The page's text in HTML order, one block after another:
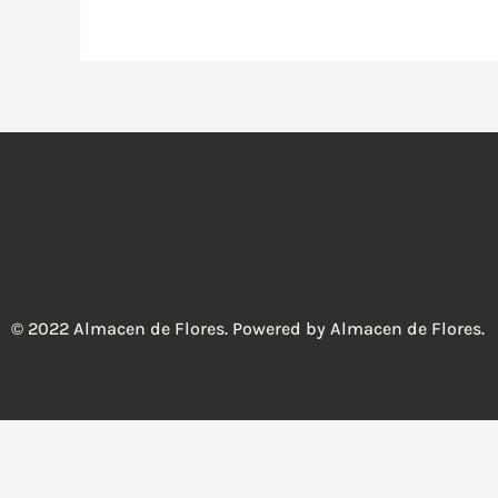
© 2022 Almacen de Flores. Powered by Almacen de Flores.